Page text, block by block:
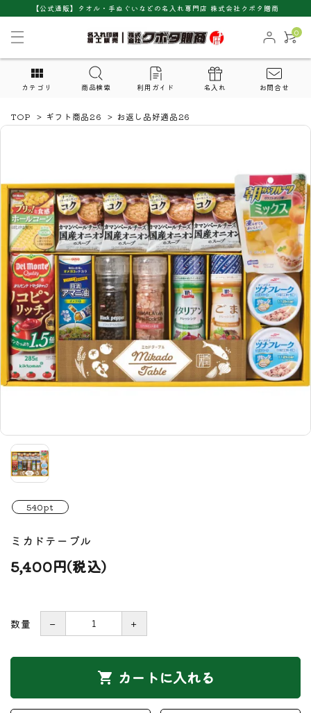
【公式通販】タオル・手ぬぐいなどの名入れ専門店 株式会社クボタ贈商
0
カテゴリ 商品検索 利用ガイド 名入れ お問合せ
TOP > ギフト商品26 > お返し品好適品26
540pt
ミカドテーブル
5,400円(税込)
数量 － ＋
shopping_cart カートに入れる